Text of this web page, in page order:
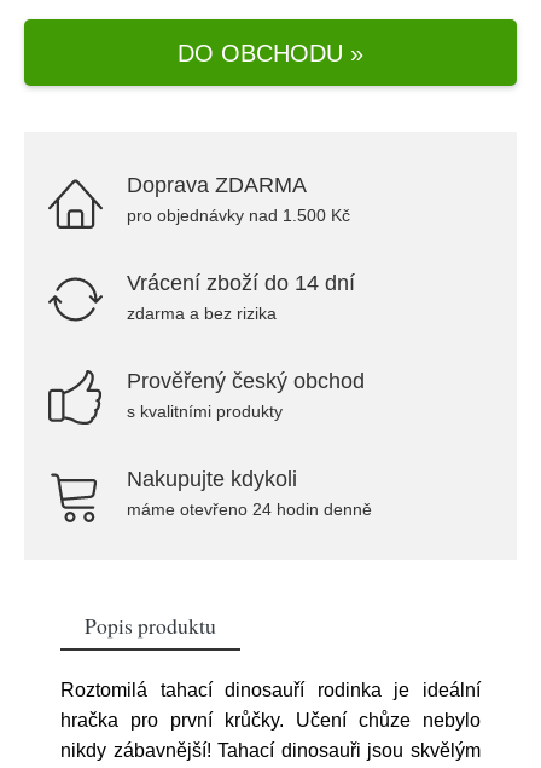
DO OBCHODU »
Doprava ZDARMA
pro objednávky nad 1.500 Kč
Vrácení zboží do 14 dní
zdarma a bez rizika
Prověřený český obchod
s kvalitními produkty
Nakupujte kdykoli
máme otevřeno 24 hodin denně
Popis produktu
Roztomilá tahací dinosauří rodinka je ideální
hračka pro první krůčky. Učení chůze nebylo
nikdy zábavnější! Tahací dinosauři jsou skvělým